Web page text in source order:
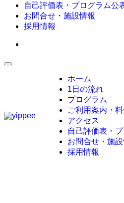
自己評価表・プログラム公
お問合せ・施設情報
採用情報
ホーム
1日の流れ
プログラム
ご利用案内・
アクセス
自己評価表・
お問合せ・施設
採用情報